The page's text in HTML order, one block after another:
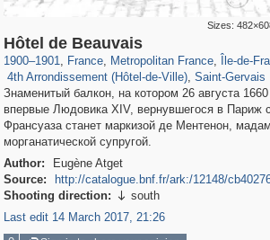
Sizes:
Hôtel de Beauvais
1900–1901, France
55,250
, Metropolitan France
55,112
, Île-de-
4th Arrondissement (Hôtel-de-Ville)
2,745 112
, Saint-Gervais
Знаменитый балкон, на котором 26 августа
впервые Людовика XIV, вернувшегося в Париж
Франсуаза станет маркизой де Ментенон,
морганатической супругой.
Author:
Eugène Atget
Source:
http://catalogue.bnf.fr/ark:/12148/
Shooting direction:  south
Last edit 14 March 2017, 21:26